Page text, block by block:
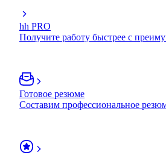
hh PRO
Получите работу быстрее с
Готовое резюме
Составим профессиональное